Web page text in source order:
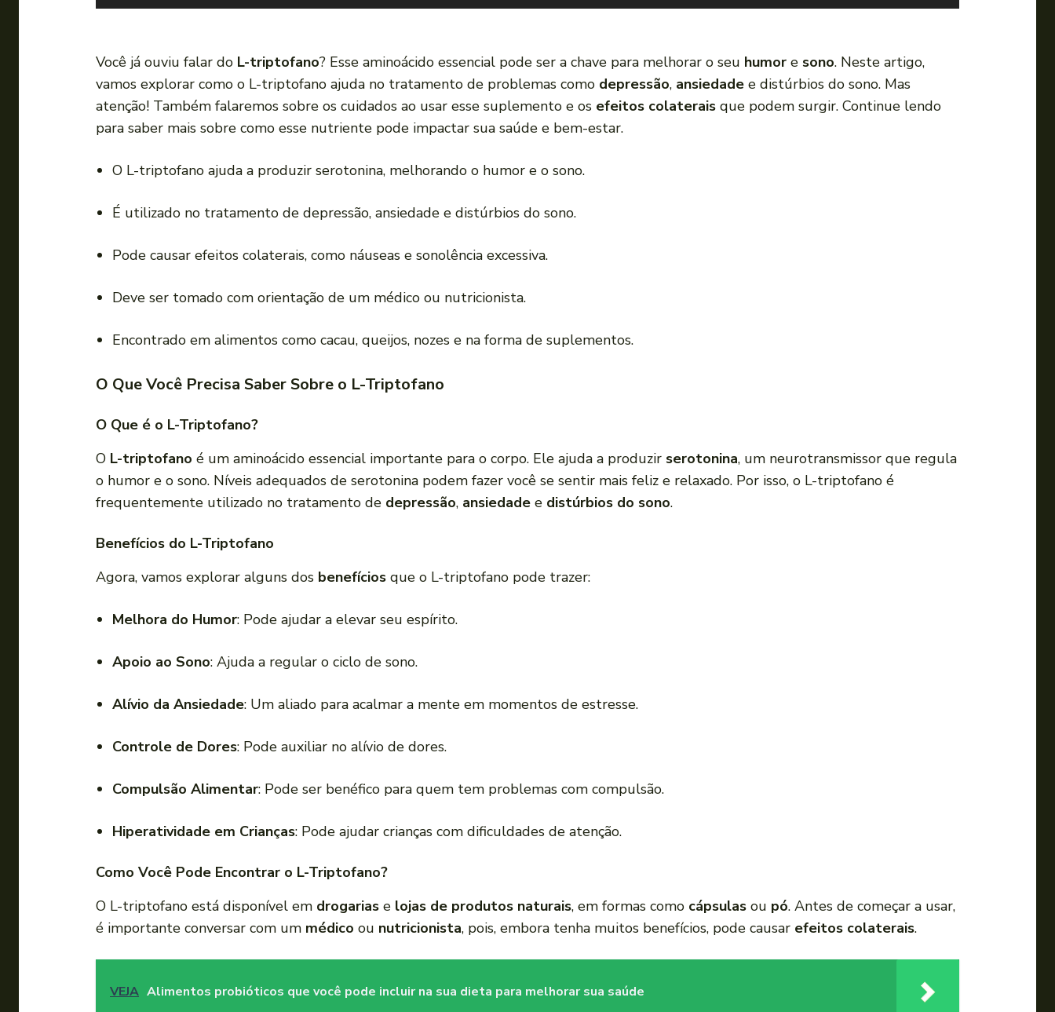
o
a
d
e
u
i
s
s
u
d
Você já ouviu falar do L-triptofano? Esse aminoácido essencial pode ser a chave para melhorar o seu humor e sono. Neste artigo,
vamos explorar como o L-triptofano ajuda no tratamento de problemas como depressão, ansiedade e distúrbios do sono. Mas
atenção! Também falaremos sobre os cuidados ao usar esse suplemento e os efeitos colaterais que podem surgir. Continue lendo
para saber mais sobre como esse nutriente pode impactar sua saúde e bem-estar.
O L-triptofano ajuda a produzir serotonina, melhorando o humor e o sono.
É utilizado no tratamento de depressão, ansiedade e distúrbios do sono.
Pode causar efeitos colaterais, como náuseas e sonolência excessiva.
Deve ser tomado com orientação de um médico ou nutricionista.
Encontrado em alimentos como cacau, queijos, nozes e na forma de suplementos.
O Que Você Precisa Saber Sobre o L-Triptofano
O Que é o L-Triptofano?
O L-triptofano é um aminoácido essencial importante para o corpo. Ele ajuda a produzir serotonina, um neurotransmissor que regula
o humor e o sono. Níveis adequados de serotonina podem fazer você se sentir mais feliz e relaxado. Por isso, o L-triptofano é
frequentemente utilizado no tratamento de depressão, ansiedade e distúrbios do sono.
Benefícios do L-Triptofano
Agora, vamos explorar alguns dos benefícios que o L-triptofano pode trazer:
Melhora do Humor: Pode ajudar a elevar seu espírito.
Apoio ao Sono: Ajuda a regular o ciclo de sono.
Alívio da Ansiedade: Um aliado para acalmar a mente em momentos de estresse.
Controle de Dores: Pode auxiliar no alívio de dores.
Compulsão Alimentar: Pode ser benéfico para quem tem problemas com compulsão.
Hiperatividade em Crianças: Pode ajudar crianças com dificuldades de atenção.
Como Você Pode Encontrar o L-Triptofano?
O L-triptofano está disponível em drogarias e lojas de produtos naturais, em formas como cápsulas ou pó. Antes de começar a usar,
é importante conversar com um médico ou nutricionista, pois, embora tenha muitos benefícios, pode causar efeitos colaterais.
VEJA Alimentos probióticos que você pode incluir na sua dieta para melhorar sua saúde